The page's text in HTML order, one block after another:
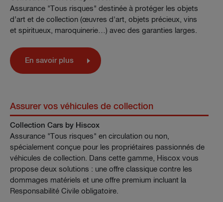
Assurance "Tous risques" destinée à protéger les objets
d’art et de collection (œuvres d'art, objets précieux, vins
et spiritueux, maroquinerie…) avec des garanties larges.
En savoir plus
Assurer vos véhicules de collection
Collection Cars by Hiscox
Assurance "Tous risques" en circulation ou non,
spécialement conçue pour les propriétaires passionnés de
véhicules de collection. Dans cette gamme, Hiscox vous
propose deux solutions : une offre classique contre les
dommages matériels et une offre premium incluant la
Responsabilité Civile obligatoire.